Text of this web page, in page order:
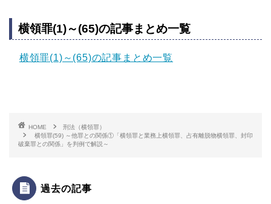
横領罪(1)～(65)の記事まとめ一覧
横領罪(1)～(65)の記事まとめ一覧
HOME
刑法（横領罪）
横領罪(59) ～他罪との関係①「横領罪と業務上横領罪、占有離脱物横領罪、封印
破棄罪との関係」を判例で解説～
過去の記事